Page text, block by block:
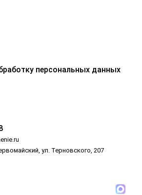
персональных данных
ул. Терновского, 207